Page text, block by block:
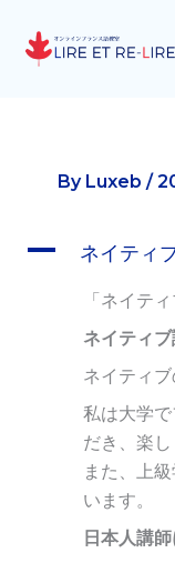
By Luxeb /
A ネイティ
「ネイテ
ネイティ
ネイティ
私は大学
だき、楽し
また、上
います。
日本人講